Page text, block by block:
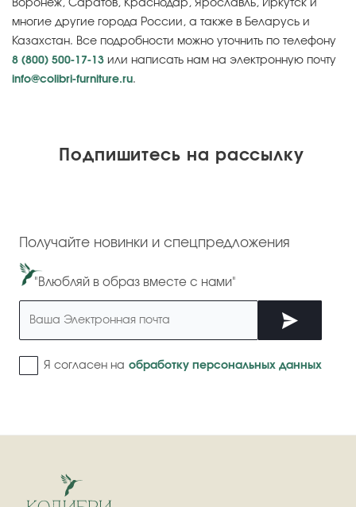
Воронеж, Саратов, Краснодар, Ярославль, Иркутск и
многие другие города России, а также в Беларусь и
Казахстан. Все подробности можно уточнить по телефону
8 (800) 500-17-13 или написать нам на электронную почту
info@colibri-furniture.ru.
Подпишитесь на рассылку
Получайте новинки и спецпредложения
"Влюбляй в образ вместе с нами"
Я согласен на обработку персональных данных